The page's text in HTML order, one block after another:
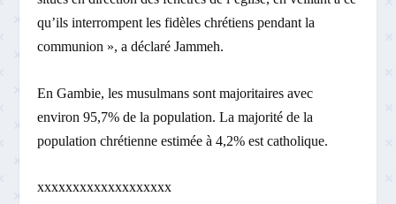
qu’ils interrompent les fidèles chrétiens pendant la
communion », a déclaré Jammeh.
En Gambie, les musulmans sont majoritaires avec
environ 95,7% de la population. La majorité de la
population chrétienne estimée à 4,2% est catholique.
xxxxxxxxxxxxxxxxxxx